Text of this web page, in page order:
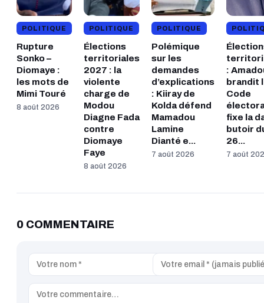
POLITIQUE
Rupture
Sonko –
Diomaye :
les mots de
Mimi Touré
8 août 2026
POLITIQUE
Élections
territoriales
2027 : la
violente
charge de
Modou
Diagne Fada
contre
Diomaye
Faye
8 août 2026
POLITIQUE
Polémique
sur les
demandes
d’explications
: Kiiray de
Kolda défend
Mamadou
Lamine
Dianté e...
7 août 2026
:
brandit
Code
fixe la
butoir
26...
7 août
0 COMMENTAIRE